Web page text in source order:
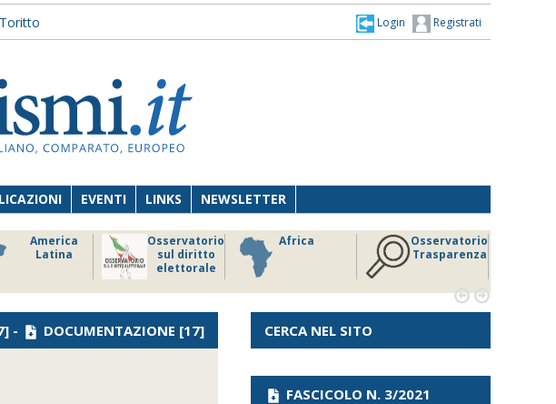
Registrati
Login
EVENTI LINKS NEWSLETTER
America
Latina
Osservatorio
sul diritto
elettorale
Africa
Osservatorio
Trasparenza
 
- DOCUMENTAZIONE [17] CERCA NEL SITO
FASCICOLO N. 3/2021